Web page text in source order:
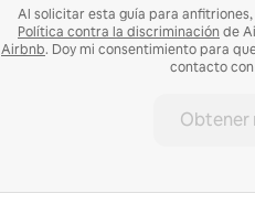
Al solicitar esta guía para
Política contra la discriminación de
Airbnb. Doy mi consentimiento para
contacto
Obtener